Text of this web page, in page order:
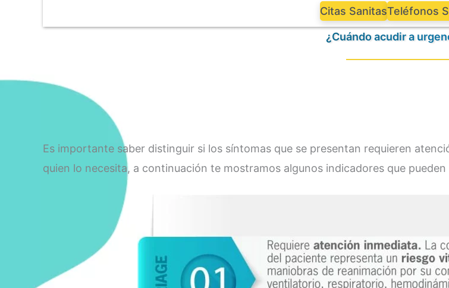
Citas SanitasTeléfonos
¿Cuándo acudir a
Es importante saber distinguir si los síntomas que se presentan requieren
quien lo necesita, a continuación te mostramos algunos indicadores que